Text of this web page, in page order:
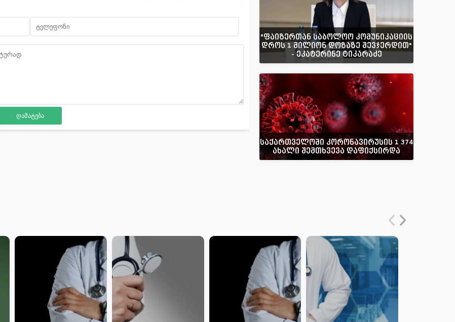
"ფაიზერთან საბოლოო კომუნიკაციის
დროს 1 მილიონ დოზაზე შევჯერდით"
- ეკატერინე ტიკარაძე
საქართველოში კორონავირუსის 1 374
ახალი შემთხვევა დაფიქსირდა